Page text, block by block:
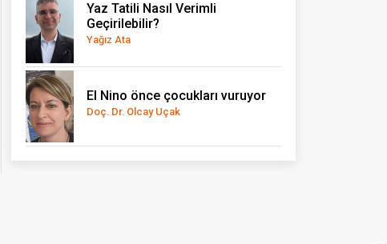
Yaz Tatili Nasıl Verimli
Geçirilebilir?
Yağız Ata
El Nino önce çocukları vuruyor
Doç. Dr. Olcay Uçak